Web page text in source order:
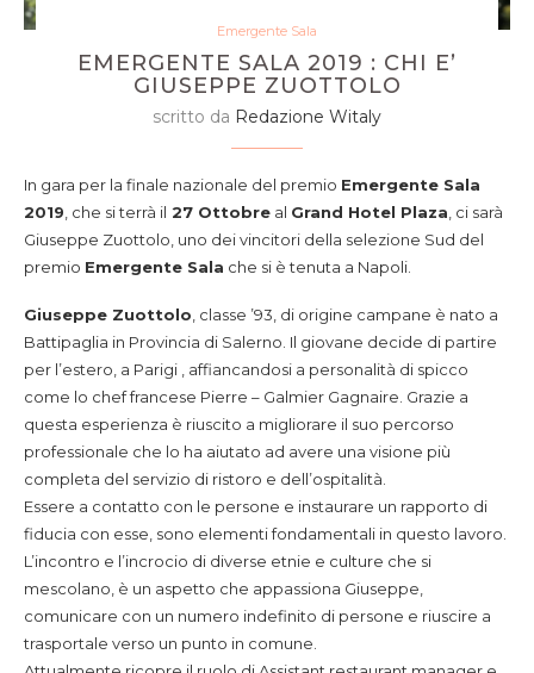
Emergente Sala
EMERGENTE SALA 2019 : CHI E’
GIUSEPPE ZUOTTOLO
scritto da Redazione Witaly
In gara per la finale nazionale del premio Emergente Sala
2019 , che si terrà il 27 Ottobre al Grand Hotel Plaza , ci sarà
Giuseppe Zuottolo, uno dei vincitori della selezione Sud del
premio Emergente Sala che si è tenuta a Napoli.
Giuseppe Zuottolo , classe ’93, di origine campane è nato a
Battipaglia in Provincia di Salerno. Il giovane decide di partire
per l’estero, a Parigi , affiancandosi a personalità di spicco
come lo chef francese Pierre – Galmier Gagnaire. Grazie a
questa esperienza è riuscito a migliorare il suo percorso
professionale che lo ha aiutato ad avere una visione più
completa del servizio di ristoro e dell’ospitalità.
Essere a contatto con le persone e instaurare un rapporto di
fiducia con esse, sono elementi fondamentali in questo lavoro.
L’incontro e l’incrocio di diverse etnie e culture che si
mescolano, è un aspetto che appassiona Giuseppe,
comunicare con un numero indefinito di persone e riuscire a
trasportale verso un punto in comune.